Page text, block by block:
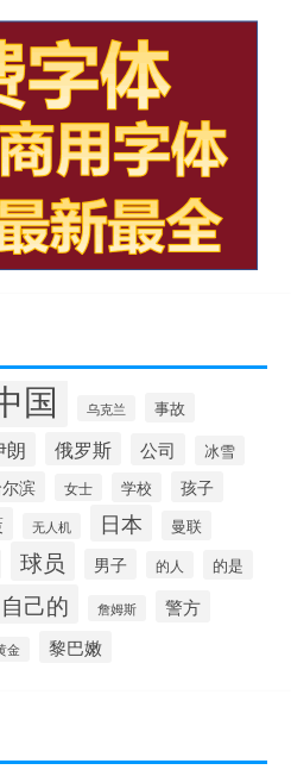
国 乌克兰 事故
朗 俄罗斯 公司 冰雪
滨 女士 学校 孩子
无人机 日本 曼联
球员 男子 的人 的是
自己的 詹姆斯 警方
金 黎巴嫩